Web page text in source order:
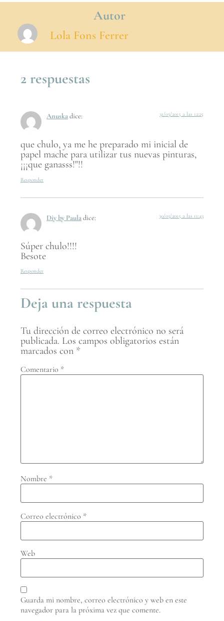
Autor
Lola Fons Ferrer
2 respuestas
Anuskadice: 31/03/2015 a las 12:25
que chulo, ya me he preparado mi inicial de
papel mache para utilizar tus nuevas pinturas,
¡¡¡que ganasss!"!!
Responder
Diy by Pauladice: 30/03/2015 a las 11:43
Súper chulo!!!!
Besote
Responder
Deja una respuesta
Tu dirección de correo electrónico no será
publicada. Los campos obligatorios están
marcados con *
Comentario *
Nombre *
Correo electrónico *
Web
Guarda mi nombre, correo electrónico y web en este
navegador para la próxima vez que comente.